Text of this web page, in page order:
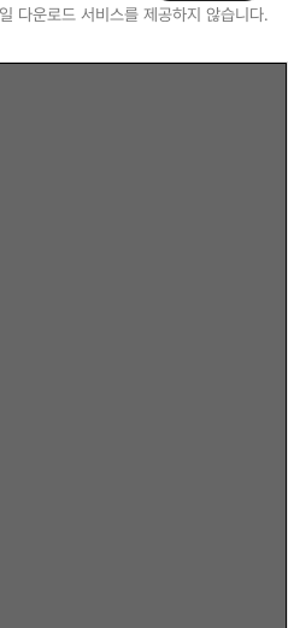
다운로드 서비스를 제공하지 않습니다.